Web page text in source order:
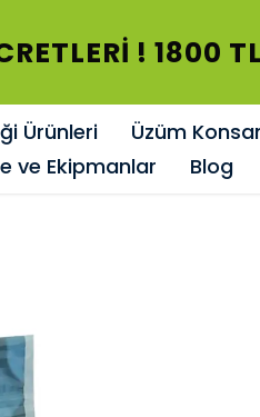
! 1800 TL
Ürünleri Üzüm
ve Ekipmanlar
Blog